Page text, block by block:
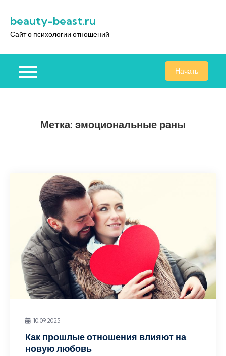
содержимому
beauty-beast.ru
Сайт о психологии отношений
Начать
Метка: эмоциональные раны
10.09.2025
Как прошлые отношения влияют на
новую любовь